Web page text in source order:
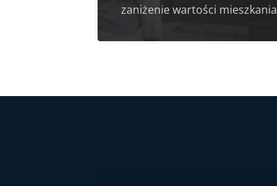
zaniżenie wartości mieszkania